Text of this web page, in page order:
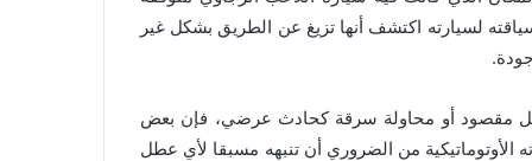
لسيارته اكتشف أنها تزيغ عن الطريق بشكل غير
.
مقصود أو محاولة سرقة كحادث عرضي، فإن بعض
الأوتوماتيكية من الضروري أن تنبهه مسبقا لأي عطل